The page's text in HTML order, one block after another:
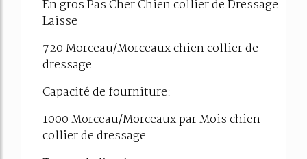
En gros Pas Cher Chien collier de Dressage
Laisse
720 Morceau/Morceaux chien collier de
dressage
Capacité de fourniture:
1000 Morceau/Morceaux par Mois chien
collier de dressage